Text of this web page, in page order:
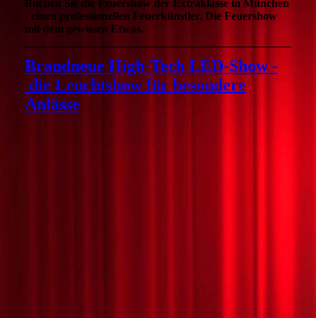
Buchen Sie die Feuershow der Extraklasse in München
- einen professionellen Feuerkünstler. Die Feuershow
mit dem gewissen Etwas.
Brandneue High-Tech LED-Show -
die Leuchtshow für besondere
Anlässe